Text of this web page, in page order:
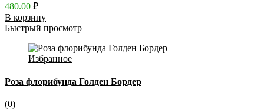
480.00 ₽
В корзину
Быстрый просмотр
Избранное
Роза флорибунда Голден Бордер
(0)